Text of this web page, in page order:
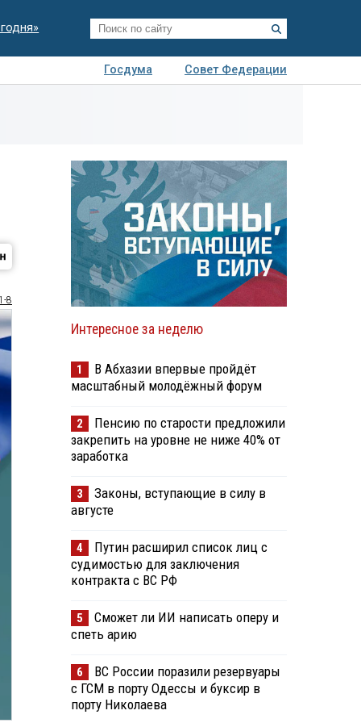
Госдума
Совет Федерации
8
Интересное за неделю
1
В Абхазии впервые пройдёт
масштабный молодёжный форум
2
Пенсию по старости предложили
закрепить на уровне не ниже 40% от
заработка
3
Законы, вступающие в силу в
августе
4
Путин расширил список лиц с
судимостью для заключения
контракта с ВС РФ
5
Сможет ли ИИ написать оперу и
спеть арию
6
ВС России поразили резервуары
с ГСМ в порту Одессы и буксир в
порту Николаева